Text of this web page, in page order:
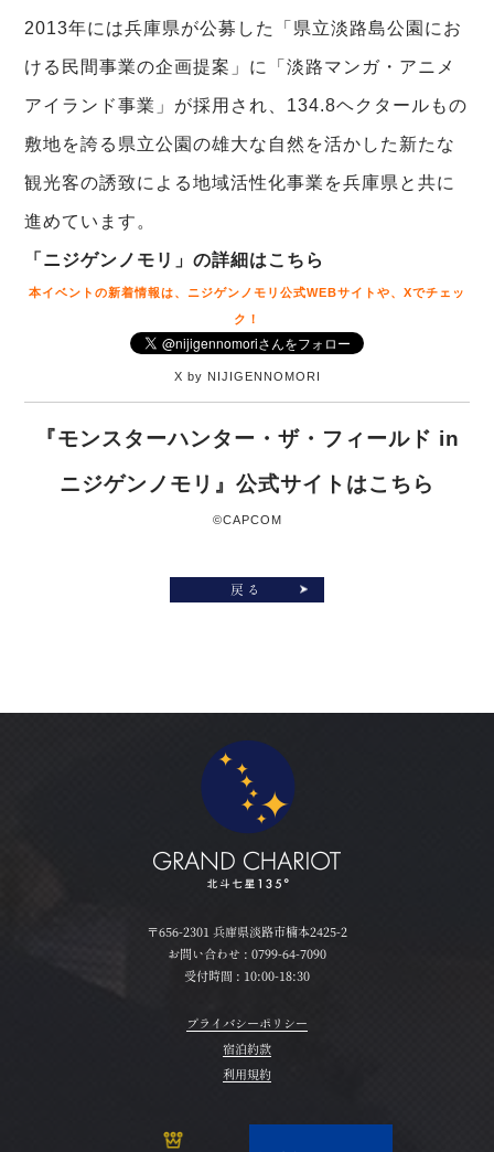
2013年には兵庫県が公募した「県立淡路島公園にお
ける民間事業の企画提案」に「淡路マンガ・アニメ
アイランド事業」が採用され、134.8ヘクタールもの
敷地を誇る県立公園の雄大な自然を活かした新たな
観光客の誘致による地域活性化事業を兵庫県と共に
進めています。
「ニジゲンノモリ」の詳細はこちら
本イベントの新着情報は、ニジゲンノモリ公式WEBサイトや、Xでチェッ
ク！
X by NIJIGENNOMORI
『モンスターハンター・ザ・フィールド in
ニジゲンノモリ』公式サイトはこちら
©CAPCOM
戻る
〒656-2301 兵庫県淡路市楠本2425-2
お問い合わせ : 0799-64-7090
受付時間 : 10:00-18:30
プライバシーポリシー
宿泊約款
利用規約